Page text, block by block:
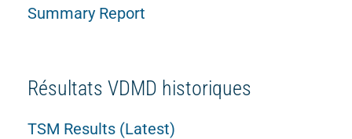
Summary Report
Résultats VDMD historiques
TSM Results (Latest)